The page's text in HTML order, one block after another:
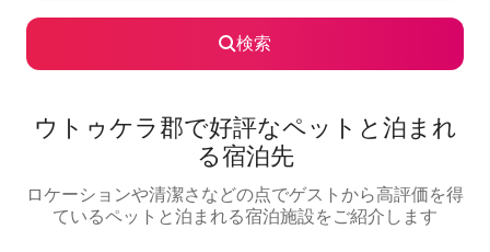
検索
ウトゥケラ郡で好評なペットと泊まれ
る宿泊先
ロケーションや清潔さなどの点でゲストから高評価を得
ているペットと泊まれる宿泊施設をご紹介します